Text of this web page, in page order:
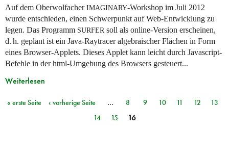
Auf dem OberwolfacherIMAGINARY-Workshop im Juli 2012
wurde entschieden, einen Schwerpunkt auf Web-Entwicklung zu
legen. Das Programm SURFER soll als online-Version erscheinen,
d. h. geplant ist ein Java-Raytracer algebraischer Flächen in Form
eines Browser-Applets. Dieses Applet kann leicht durch Javascript-
Befehle in der html-Umgebung des Browsers gesteuert...
Weiterlesen
Seiten
« erste Seite ‹ vorherige Seite … 8 9 10 11 12
13
14
15 16